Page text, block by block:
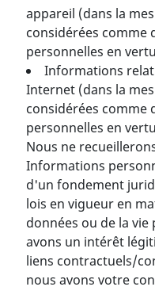
appareil (dans la
considérées comme
personnelles en
Informations
Internet (dans la
considérées comme
personnelles en
Nous ne
Informations
d'un fondement
lois en vigueur en
données ou de la
avons un intérêt
liens contractuels/
nous avons votre